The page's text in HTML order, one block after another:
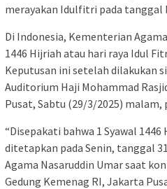
merayakan Idulfitri pada tanggal
Di Indonesia, Kementerian
1446 Hijriah atau hari raya Idul
Keputusan ini setelah dilakukan
Auditorium Haji Mohammad
Pusat, Sabtu (29/3/2025) malam,
“Disepakati bahwa 1 Syawal
ditetapkan pada Senin, tanggal
Agama Nasaruddin Umar saat
Gedung Kemenag RI, Jakarta